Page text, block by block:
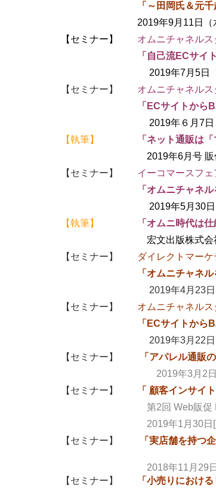
「 ～田岡氏＆元
2019年9月11日（水）
【セミナー】
オムニチャネル
「自己流ECサイ
2019年7月5日（金）
【セミナー】 オムニチャネル
「 ECサイトから
2019年６月7日（金
【執筆】
「 ネット通販は「
2019年6月号 販促
【セミナー】
イーコマースフ
「オムニチャネルを目指
2019年5月30日（木）
【執筆】
「 オムニ時代は仕
宏文出版株式会社「通
【セミナー】
ダイレクトマー
「オムニチャネ
2019年4月23日（火）
【セミナー】 オムニチャネル
「 ECサイトから
2019年3月22日（
【セミナー】
「アパレル通販
2019年3月2日(土) 大
【セミナー】
「 顧客インサイ
第2回 Web販促
2019年1月30日[水]-
【セミナー】
「実店舗を持つ
2018年11月29日(木) 大
【セミナー】
「 小売りにおける